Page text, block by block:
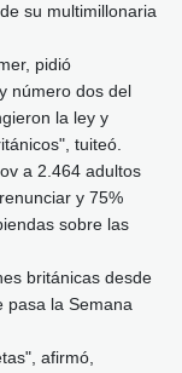
su multimillonaria
pidió
número dos del
la ley y
tuiteó.
a 2.464 adultos
y 75%
sobre las
británicas desde
pasa la Semana
afirmó,